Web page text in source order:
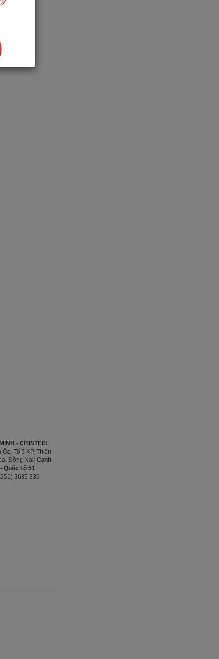
- CITISTEEL
Tổ 5 KP. Thiên
Đồng Nai:Cạnh
Quốc Lộ 51
3685 339